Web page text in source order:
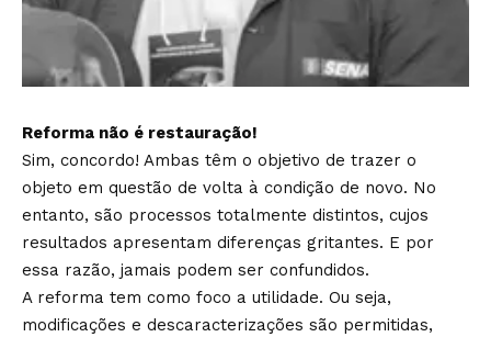
Reforma não é restauração!
Sim, concordo! Ambas têm o objetivo de trazer o
objeto em questão de volta à condição de novo. No
entanto, são processos totalmente distintos, cujos
resultados apresentam diferenças gritantes. E por
essa razão, jamais podem ser confundidos.
A reforma tem como foco a utilidade. Ou seja,
modificações e descaracterizações são permitidas,